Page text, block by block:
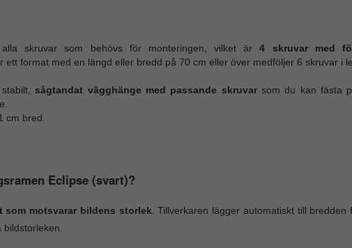
alla skruvar som behövs för monteringen, vilket är4 skruvar med
ett format med en längd eller bredd på 70 cm eller över medföljer 6 skruvar i
sågtandat vägghänge med passande skruvarsom du kan fästa
cm bred.
Eclipse (svart)?
som motsvarar bildens storlek . Tillverkaren lägger automatiskt till bredden